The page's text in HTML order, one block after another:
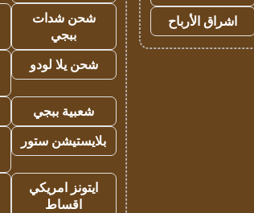
اشراق الأرباح
شحن شدات
ببجي
شحن يلا لودو
شعبية ببجي
بلايستيشن ستور
ايتونز امريكي
اقساط